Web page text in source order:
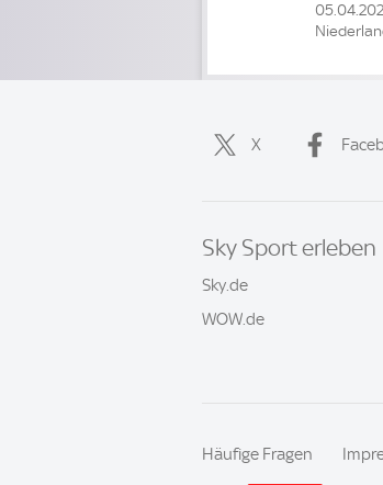
X
Sky Sport erleben
Sky.de
WOW.de
Häufige Fragen